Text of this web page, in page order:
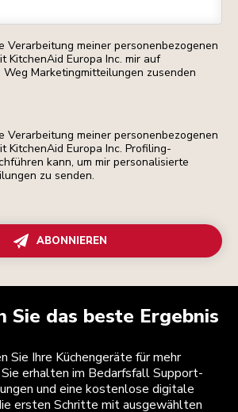
Verarbeitung meiner personenbezogenen
KitchenAid Europa Inc. mir auf
Marketingmitteilungen zusenden
Verarbeitung meiner personenbezogenen
KitchenAid Europa Inc. Profiling-
kann, um mir personalisierte
zu senden.
ABONNIEREN
Sie das beste Ergebnis
Sie Ihre Küchengeräte für mehr
erhalten im Bedarfsfall Support-
und eine kostenlose digitale
ersten Schritte mit ausgewählten